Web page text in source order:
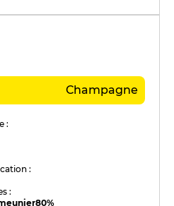
Champagne
:
:
:
80%